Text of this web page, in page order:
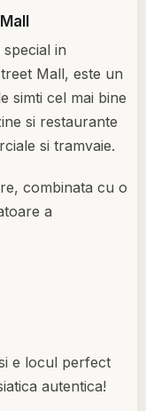
in
Mall, este un
simti cel mai bine
si restaurante
si tramvaie.
combinata cu o
a
e locul perfect
autentica!